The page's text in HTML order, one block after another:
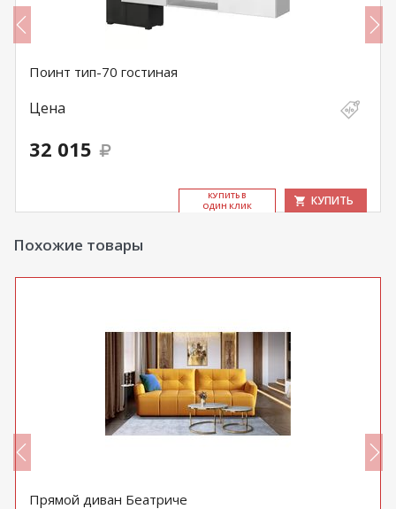
Поинт тип-70 гостиная
Цена
32 015
КУ­ПИТЬ В
ОДИН КЛИК
КУПИТЬ
Похожие товары
Прямой диван Беатриче